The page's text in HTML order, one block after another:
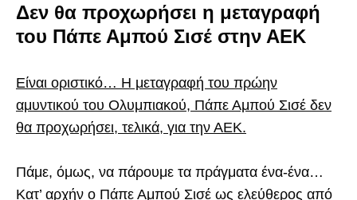
Δεν θα προχωρήσει η μεταγραφή
του Πάπε Αμπού Σισέ στην ΑΕΚ
Είναι οριστικό… Η μεταγραφή του πρώην
αμυντικού του Ολυμπιακού, Πάπε Αμπού Σισέ δεν
θα προχωρήσει, τελικά, για την ΑΕΚ.
Πάμε, όμως, να πάρουμε τα πράγματα ένα-ένα…
Κατ’ αρχήν ο Πάπε Αμπού Σισέ ως ελεύθερος από